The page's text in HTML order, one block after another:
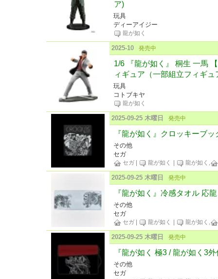
ア)
玩具
ディーアイジー
龍が如く
2025-10 発売中
1/6 『龍が如く』 桐生 一馬
ィギュア（一部組立フィギュ
玩具
コトブキヤ
龍が如く
2025-09-25 木曜日 発売中
『龍が如く』クロッキーブ
その他
セガ
セガ 龍が如く 龍が如く,
2025-09-25 木曜日 発売中
『龍が如く』冷感タオル 応
その他
セガ
セガ 龍が如く 龍が如く,
2025-09-25 木曜日 発売中
『龍が如く 極3 / 龍が如く3
その他
セガ